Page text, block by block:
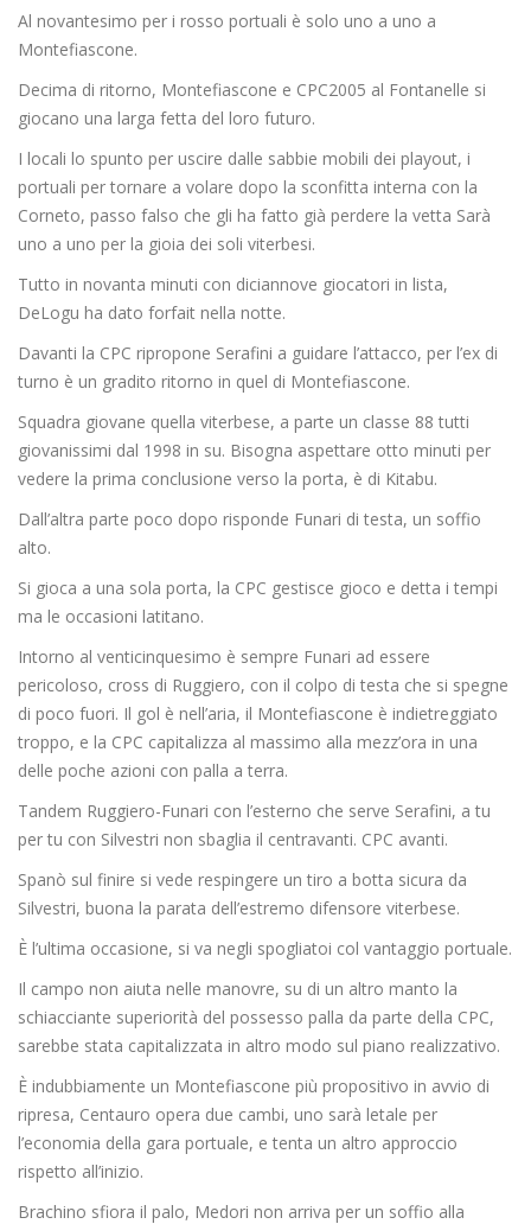
Al novantesimo per i rosso portuali è solo uno a uno a
Montefiascone.
Decima di ritorno, Montefiascone e CPC2005 al Fontanelle si
giocano una larga fetta del loro futuro.
I locali lo spunto per uscire dalle sabbie mobili dei playout, i
portuali per tornare a volare dopo la sconfitta interna con la
Corneto, passo falso che gli ha fatto già perdere la vetta Sarà
uno a uno per la gioia dei soli viterbesi.
Tutto in novanta minuti con diciannove giocatori in lista,
DeLogu ha dato forfait nella notte.
Davanti la CPC ripropone Serafini a guidare l’attacco, per l’ex di
turno è un gradito ritorno in quel di Montefiascone.
Squadra giovane quella viterbese, a parte un classe 88 tutti
giovanissimi dal 1998 in su. Bisogna aspettare otto minuti per
vedere la prima conclusione verso la porta, è di Kitabu.
Dall’altra parte poco dopo risponde Funari di testa, un soffio
alto.
Si gioca a una sola porta, la CPC gestisce gioco e detta i tempi
ma le occasioni latitano.
Intorno al venticinquesimo è sempre Funari ad essere
pericoloso, cross di Ruggiero, con il colpo di testa che si spegne
di poco fuori. Il gol è nell’aria, il Montefiascone è indietreggiato
troppo, e la CPC capitalizza al massimo alla mezz’ora in una
delle poche azioni con palla a terra.
Tandem Ruggiero-Funari con l’esterno che serve Serafini, a tu
per tu con Silvestri non sbaglia il centravanti. CPC avanti.
Spanò sul finire si vede respingere un tiro a botta sicura da
Silvestri, buona la parata dell’estremo difensore viterbese.
È l’ultima occasione, si va negli spogliatoi col vantaggio portuale.
Il campo non aiuta nelle manovre, su di un altro manto la
schiacciante superiorità del possesso palla da parte della CPC,
sarebbe stata capitalizzata in altro modo sul piano realizzativo.
È indubbiamente un Montefiascone più propositivo in avvio di
ripresa, Centauro opera due cambi, uno sarà letale per
l’economia della gara portuale, e tenta un altro approccio
rispetto all’inizio.
Brachino sfiora il palo, Medori non arriva per un soffio alla